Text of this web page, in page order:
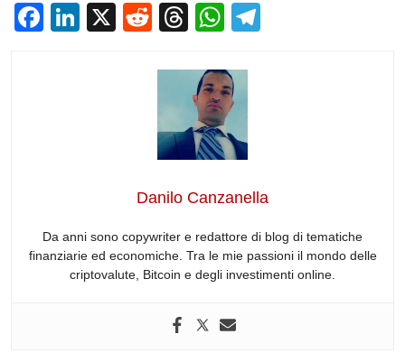
F
Li
X
R
d
di
t
T
e
a
d
s
W
at
s
A
p
p
Danilo Canzanella
Da anni sono copywriter e redattore di blog di tematiche
finanziarie ed economiche. Tra le mie passioni il mondo delle
criptovalute, Bitcoin e degli investimenti online.